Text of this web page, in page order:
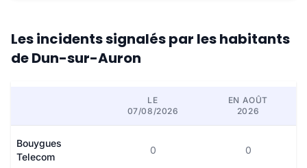
Les incidents signalés par les habitants
de Dun-sur-Auron
LE
07/08/2026
EN AOÛT
2026
Bouygues
Telecom
0 0